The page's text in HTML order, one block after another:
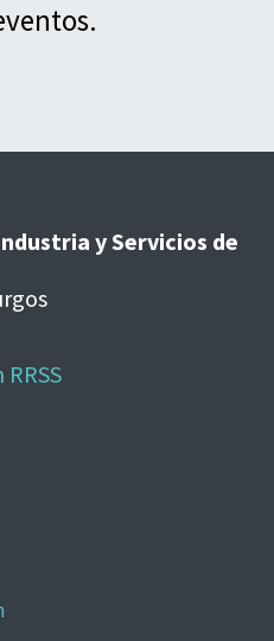
y Servicios de